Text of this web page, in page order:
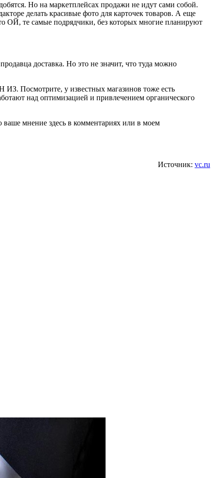
Но на маркетплейсах продажи не идут сами собой.
делать красивые фото для карточек товаров. А еще
ОЙ, те самые подрядчики, без которых многие планируют
доставка. Но это не значит, что туда можно
ИЗ. Посмотрите, у известных магазинов тоже есть
над оптимизацией и привлечением органического
ваше мнение здесь в комментариях или в моем
Источник: vc.ru